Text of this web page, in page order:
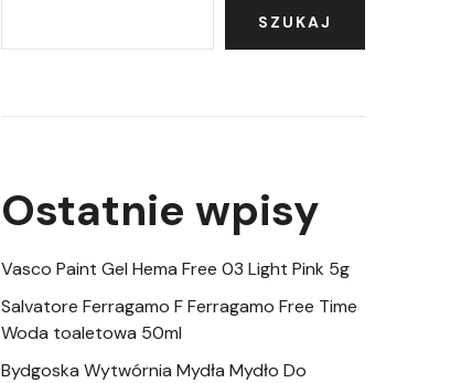
SZUKAJ
Ostatnie wpisy
Vasco Paint Gel Hema Free 03 Light Pink 5g
Salvatore Ferragamo F Ferragamo Free Time
Woda toaletowa 50ml
Bydgoska Wytwórnia Mydła Mydło Do